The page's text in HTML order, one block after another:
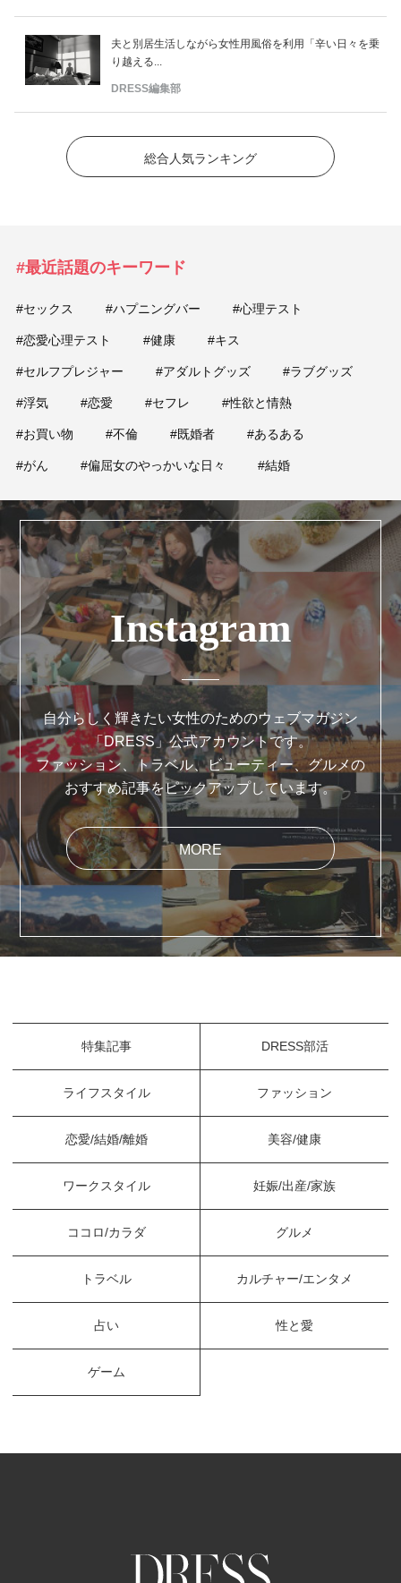
夫と別居生活しながら女性用風俗を利用「辛い日々を乗
り越える...
DRESS編集部
総合人気ランキング
#最近話題のキーワード
#セックス #ハプニングバー #心理テスト
#恋愛心理テスト #健康 #キス
#セルフプレジャー #アダルトグッズ #ラブグッズ
#浮気 #恋愛 #セフレ #性欲と情熱
#お買い物 #不倫 #既婚者 #あるある
#がん #偏屈女のやっかいな日々 #結婚
Instagram
自分らしく輝きたい女性のためのウェブマガジン
「DRESS」公式アカウントです。
ファッション、トラベル、ビューティー、グルメの
おすすめ記事をピックアップしています。
MORE
特集記事 DRESS部活
ライフスタイル ファッション
恋愛/結婚/離婚 美容/健康
ワークスタイル 妊娠/出産/家族
ココロ/カラダ グルメ
トラベル カルチャー/エンタメ
占い 性と愛
ゲーム